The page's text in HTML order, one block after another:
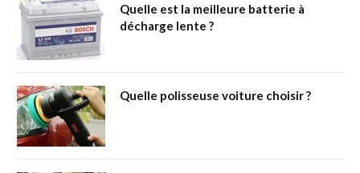
Quelle est la meilleure batterie à
décharge lente ?
Quelle polisseuse voiture choisir ?